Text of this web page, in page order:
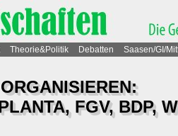
Theorie&Politik Debatten Saasen/GI/
FGV, BDP,